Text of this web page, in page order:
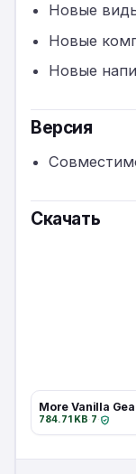
Новые
Новые
Новые
Версия
Скачать
More Vanilla
784.71 KB·7·